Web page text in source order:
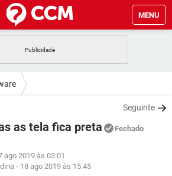
MENU
GMAIL
GMAIL
WHATSAPP
EXCEL
WHATSAPP
Seguinte
as tela fica preta Fechado
ago 2019 às 03:01
- 18 ago 2019 às 15:45